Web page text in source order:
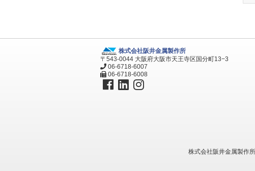
株式会社阪井金属製作所
〒543-0044 大阪府大阪市天王寺区国分町13−3
06-6718-6007
06-6718-6008
株式会社阪井金属製作